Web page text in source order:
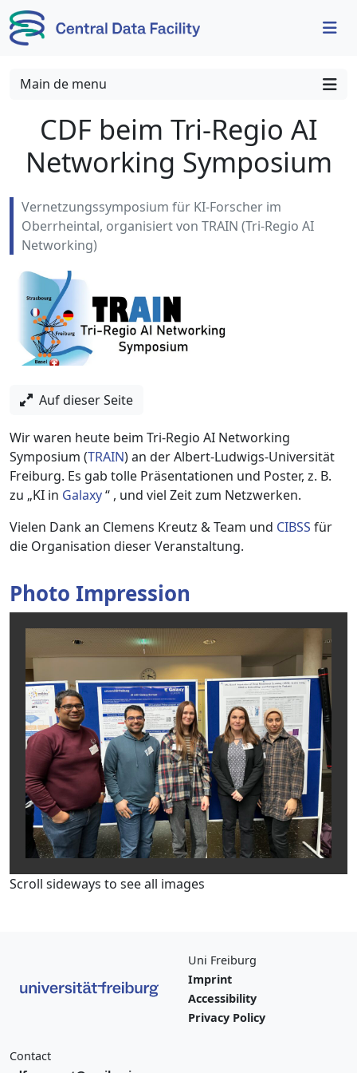
Skip to content
Skip to footer
Main de menu
CDF beim Tri-Regio AI
Networking Symposium
Vernetzungssymposium für KI-Forscher im
Oberrheintal, organisiert von TRAIN (Tri-Regio AI
Networking)
Auf dieser Seite
Wir waren heute beim Tri-Regio AI Networking
Symposium (TRAIN) an der Albert-Ludwigs-Universität
Freiburg. Es gab tolle Präsentationen und Poster, z. B.
zu „KI in Galaxy“ , und viel Zeit zum Netzwerken.
Vielen Dank an Clemens Kreutz & Team und CIBSS für
die Organisation dieser Veranstaltung.
Photo Impression
Scroll sideways to see all images
Uni Freiburg
Imprint
Accessibility
Privacy Policy
Contact